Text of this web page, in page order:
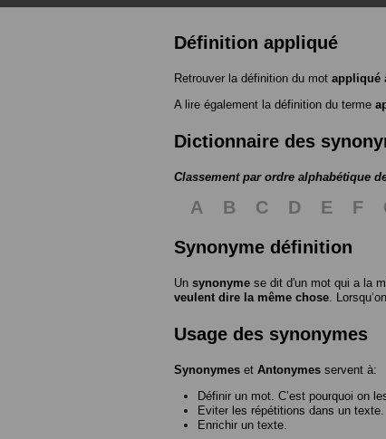
Définition appliqué
Retrouver la définition du mot appliqué
A lire également la définition du terme
Dictionnaire des
Classement par ordre alphabétique
A B C D E F
Synonyme définition
Un synonyme se dit d'un mot qui a la
veulent dire la même chose .
Usage des synonymes
Synonymes et Antonymes servent à:
Définir un mot. C’est pourquoi on
Eviter les répétitions dans un texte.
Enrichir un texte.